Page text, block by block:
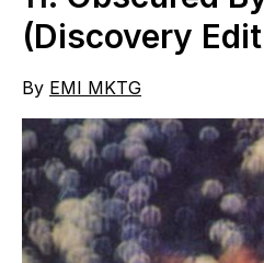
(Discovery
By EMI MKTG